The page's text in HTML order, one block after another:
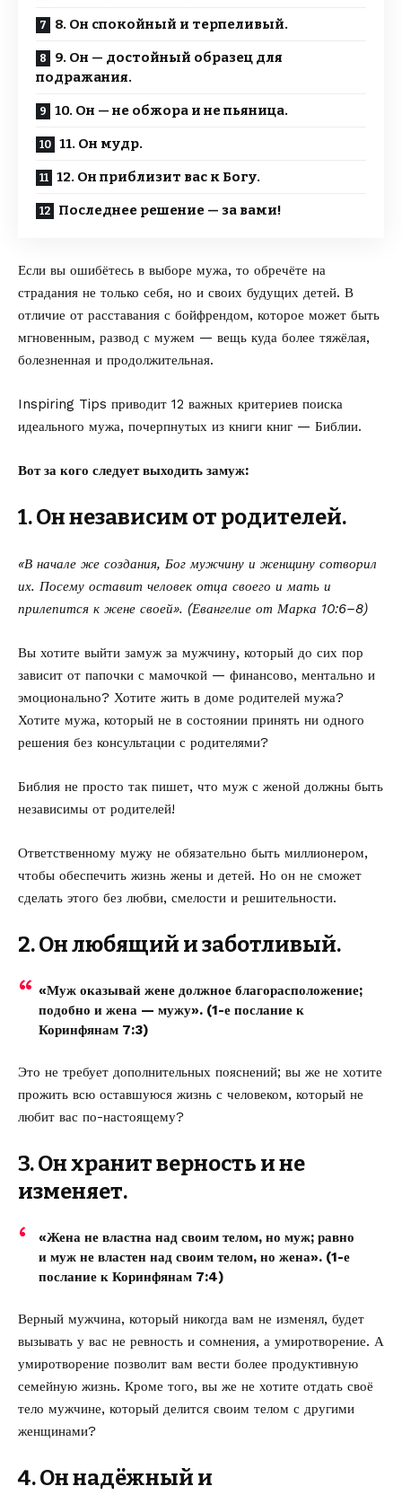
8. Он спокойный и терпеливый.
9. Он — достойный образец для
подражания.
10. Он — не обжора и не пьяница.
11. Он мудр.
12. Он приблизит вас к Богу.
Последнее решение — за вами!
Если вы ошибётесь в выборе мужа, то обречёте на
страдания не только себя, но и своих будущих детей. В
отличие от расставания с бойфрендом, которое может быть
мгновенным, развод с мужем — вещь куда более тяжёлая,
болезненная и продолжительная.
Inspiring Tips приводит 12 важных критериев поиска
идеального мужа, почерпнутых из книги книг — Библии.
Вот за кого следует выходить замуж:
1. Он независим от родителей.
«В начале же создания, Бог мужчину и женщину сотворил
их. Посему оставит человек отца своего и мать и
прилепится к жене своей». (Евангелие от Марка 10:6–8)
Вы хотите выйти замуж за мужчину, который до сих пор
зависит от папочки с мамочкой — финансово, ментально и
эмоционально? Хотите жить в доме родителей мужа?
Хотите мужа, который не в состоянии принять ни одного
решения без консультации с родителями?
Библия не просто так пишет, что муж с женой должны быть
независимы от родителей!
Ответственному мужу не обязательно быть миллионером,
чтобы обеспечить жизнь жены и детей. Но он не сможет
сделать этого без любви, смелости и решительности.
2. Он любящий и заботливый.
«Муж оказывай жене должное благорасположение;
подобно и жена — мужу». (1-е послание к
Коринфянам 7:3)
Это не требует дополнительных пояснений; вы же не хотите
прожить всю оставшуюся жизнь с человеком, который не
любит вас по-настоящему?
3. Он хранит верность и не
изменяет.
«Жена не властна над своим телом, но муж; равно
и муж не властен над своим телом, но жена». (1-е
послание к Коринфянам 7:4)
Верный мужчина, который никогда вам не изменял, будет
вызывать у вас не ревность и сомнения, а умиротворение. А
умиротворение позволит вам вести более продуктивную
семейную жизнь. Кроме того, вы же не хотите отдать своё
тело мужчине, который делится своим телом с другими
женщинами?
4. Он надёжный и